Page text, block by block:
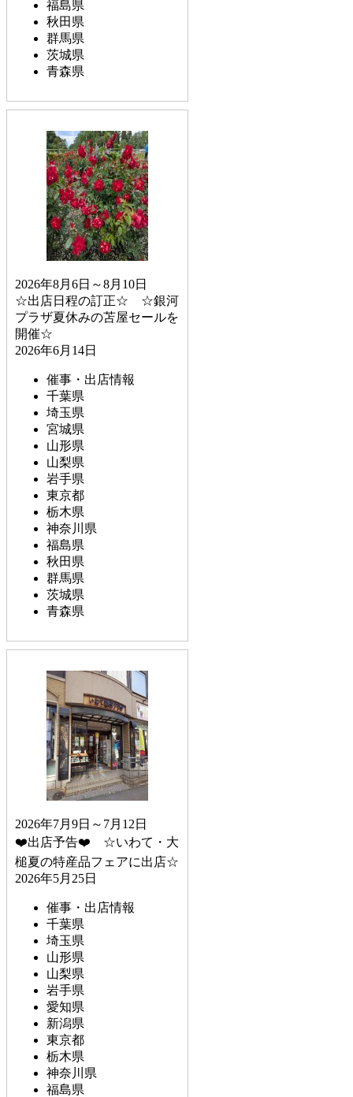
福島県
秋田県
群馬県
茨城県
青森県
2026年8月6日～8月10日
☆出店日程の訂正☆ ☆銀河
プラザ夏休みの苫屋セールを
開催☆
2026年6月14日
催事・出店情報
千葉県
埼玉県
宮城県
山形県
山梨県
岩手県
東京都
栃木県
神奈川県
福島県
秋田県
群馬県
茨城県
青森県
2026年7月9日～7月12日
❤️出店予告❤️ ☆いわて・大
槌夏の特産品フェアに出店☆
2026年5月25日
催事・出店情報
千葉県
埼玉県
山形県
山梨県
岩手県
愛知県
新潟県
東京都
栃木県
神奈川県
福島県